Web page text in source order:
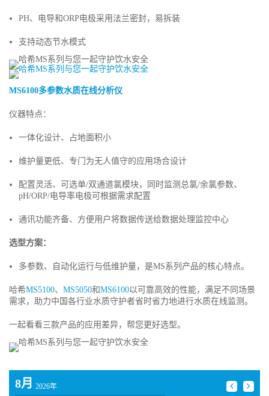
PH、电导和ORP电极采用法兰密封，易拆装
支持动态节水模式
MS6100多参数水质在线分析仪
仪器特点：
一体化设计、占地面积小
维护量更低、专门为无人值守的应用场合设计
配置灵活、可选单/双通道氯模块，同时监测总氯/余氯参数、
pH/ORP/电导率电极可根据需求配置
通讯功能齐备、方便用户将数据传送给数据处理监控中心
选型方案：
多参数、自动化运行与低维护量，是MS系列产品的核心特点。
哈希MS5100、 MS5050和MS6100以可靠高效的性能，满足不同场景
需求，助力中国各行业水质守护者省时省力地进行水质在线监测。
一起看看三款产品的应用差异，帮您更好选型。
8月
2026年